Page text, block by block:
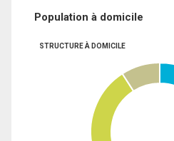
Population à domicile
STRUCTURE À DOMICILE